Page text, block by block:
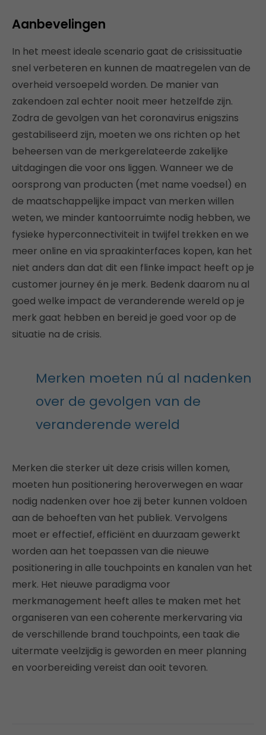
Aanbevelingen
In het meest ideale scenario gaat de crisissituatie
snel verbeteren en kunnen de maatregelen van de
overheid versoepeld worden. De manier van
zakendoen zal echter nooit meer hetzelfde zijn.
Zodra de gevolgen van het coronavirus enigszins
gestabiliseerd zijn, moeten we ons richten op het
beheersen van de merkgerelateerde zakelijke
uitdagingen die voor ons liggen. Wanneer we de
oorsprong van producten (met name voedsel) en
de maatschappelijke impact van merken willen
weten, we minder kantoorruimte nodig hebben, we
fysieke hyperconnectiviteit in twijfel trekken en we
meer online en via spraakinterfaces kopen, kan het
niet anders dan dat dit een flinke impact heeft op je
customer journey én je merk. Bedenk daarom nu al
goed welke impact de veranderende wereld op je
merk gaat hebben en bereid je goed voor op de
situatie na de crisis.
Merken moeten nú al nadenken
over de gevolgen van de
veranderende wereld
Merken die sterker uit deze crisis willen komen,
moeten hun positionering heroverwegen en waar
nodig nadenken over hoe zij beter kunnen voldoen
aan de behoeften van het publiek. Vervolgens
moet er effectief, efficiënt en duurzaam gewerkt
worden aan het toepassen van die nieuwe
positionering in alle touchpoints en kanalen van het
merk. Het nieuwe paradigma voor
merkmanagement heeft alles te maken met het
organiseren van een coherente merkervaring via
de verschillende brand touchpoints, een taak die
uitermate veelzijdig is geworden en meer planning
en voorbereiding vereist dan ooit tevoren.